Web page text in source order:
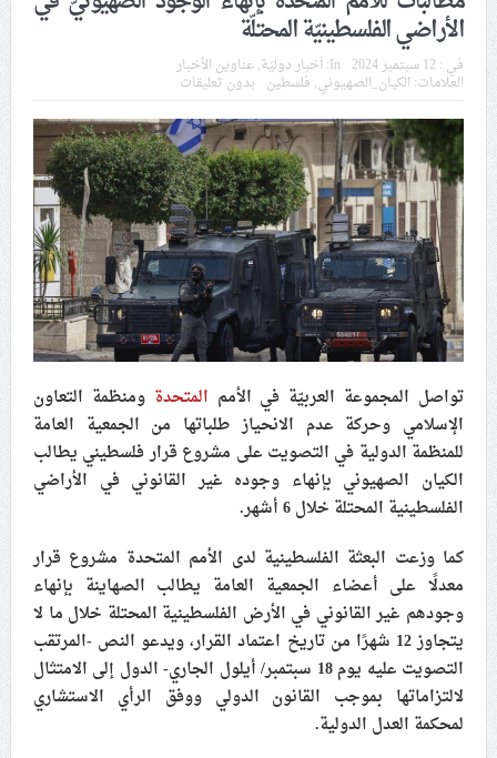
55 مأتمًا وحسينيّة يعترضون على الإجراءات القمعيّة للنظام
في موسم عاشوراء
ويعتقل العشرات من الشبّان
الموقف الأسبوعيّ: شعب البحرين سيقطع الأيدي التي تنال
من شعائر عاشوراء.. ولن يساوم على هويّته وقيمه في
الحريّة والتحرير
مقال: عاشوراء البحرين… ميدان جهاد بالكلمة
الفقيه القائد قاسم: لن تقتلوا الحسين.. إنّ الحسين سيقتل
طاغوتيّتكم
انطلاق المحادثات الإيرانيّة- الأمريكيّة في سويسرا
علماء البحرين: طلب الترخيص والإجازة من السلطة في
ممارسة الشعائر الحسينيّة هو في حقيقته محاربة لقضيّة
الإمام الحسين «ع»
لجنة مراسم الوداع والتشييع ومواراة الجثمان للإمام الشهيد
السيّد علي الحسيني الخامنئي تنشر تفاصيل التشييع في
إيران والعراق
الأراضي الفلسطينيّة المحتلّة
في : 12 سبتمبر 2024 In: أخبار دوليّة,عناوين الأخبار
العلامات: الكيان_الصهيوني, فلسطين بدون تعليقات
تواصل المجموعة العربيّة في الأمم المتحدةومنظمة التعاون
الإسلامي وحركة عدم الانحياز طلباتها من الجمعية العامة
للمنظمة الدولية في التصويت على مشروع قرار فلسطيني يطالب
الكيان الصهيوني بإنهاء وجوده غير القانوني في الأراضي
الفلسطينية المحتلة خلال 6 أشهر.
كما وزعت البعثة الفلسطينية لدى الأمم المتحدة مشروع قرار
معدلًا على أعضاء الجمعية العامة يطالب الصهاينة بإنهاء
وجودهم غير القانوني في الأرض الفلسطينية المحتلة خلال ما لا
يتجاوز 12 شهرًا من تاريخ اعتماد القرار، ويدعو النص -المرتقب
التصويت عليه يوم 18 سبتمبر/ أيلول الجاري- الدول إلى الامتثال
لالتزاماتها بموجب القانون الدولي ووفق الرأي الاستشاري
لمحكمة العدل الدولية.